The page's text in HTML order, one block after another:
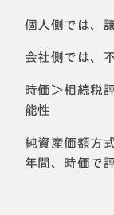
個人側では、
会社側では、
時価＞相続税
能性
純資産価額方
年間、時価で